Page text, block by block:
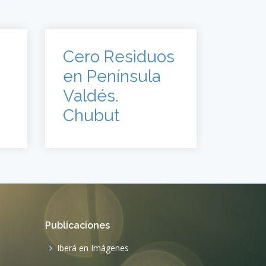
Cero Residuos
en Península
Valdés.
Chubut
Publicaciones
Iberá en Imágenes